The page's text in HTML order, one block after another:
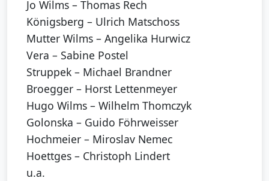
Jo Wilms – Thomas Rech
Königsberg – Ulrich Matschoss
Mutter Wilms – Angelika Hurwicz
Vera – Sabine Postel
Struppek – Michael Brandner
Broegger – Horst Lettenmeyer
Hugo Wilms – Wilhelm Thomczyk
Golonska – Guido Föhrweisser
Hochmeier – Miroslav Nemec
Hoettges – Christoph Lindert
u.a.